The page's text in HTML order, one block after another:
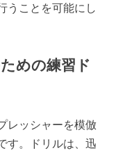
うことを可能にし
めの練習ド
レッシャーを模倣
す。ドリルは、迅